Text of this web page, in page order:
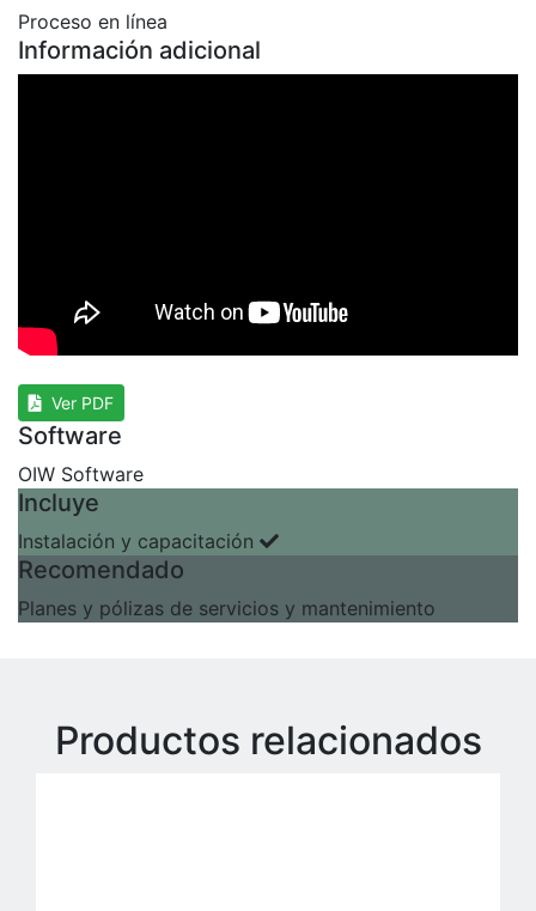
Proceso en línea
Información adicional
Ver PDF
Software
OIW Software
Incluye
Instalación y capacitación
Recomendado
Planes y pólizas de servicios y mantenimiento
Productos relacionados